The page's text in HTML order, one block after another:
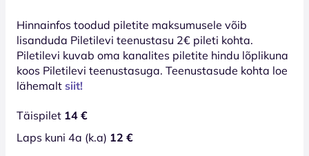
Hinnainfos toodud piletite maksumusele võib
lisanduda Piletilevi teenustasu 2€ pileti kohta.
Piletilevi kuvab oma kanalites piletite hindu lõplikuna
koos Piletilevi teenustasuga. Teenustasude kohta loe
lähemalt siit!
Täispilet 14 €
Laps kuni 4a (k.a) 12 €